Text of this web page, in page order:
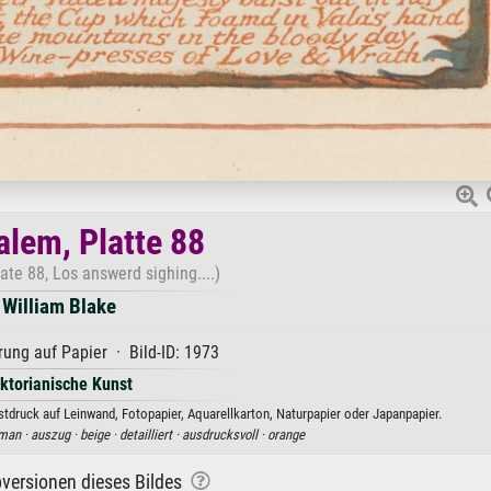
Platte 88
88, Los answerd sighing....)
William Blake
auf Papier · Bild-ID: 1973
Kunst
auf Leinwand, Fotopapier, Aquarellkarton, Naturpapier oder Japanpapier.
· auszug · beige · detailliert · ausdrucksvoll · orange
dieses Bildes